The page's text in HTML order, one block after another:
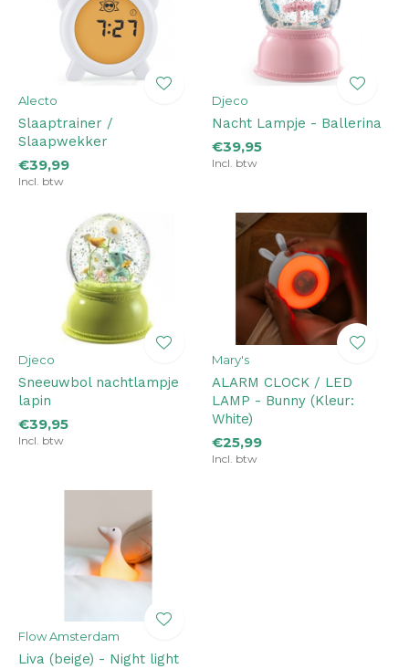
Alecto
Slaaptrainer /
Slaapwekker
€39,99
Incl. btw
Djeco
Nacht Lampje - Ballerina
€39,95
Incl. btw
Djeco
Sneeuwbol nachtlampje
lapin
€39,95
Incl. btw
Mary's
ALARM CLOCK / LED
LAMP - Bunny (Kleur:
White)
€25,99
Incl. btw
Flow Amsterdam
Liva (beige) - Night light